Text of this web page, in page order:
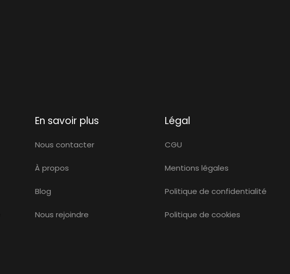
En savoir plus
Nous contacter
À propos
Blog
Nous rejoindre
Légal
CGU
Mentions légales
Politique de confidentialité
Politique de cookies